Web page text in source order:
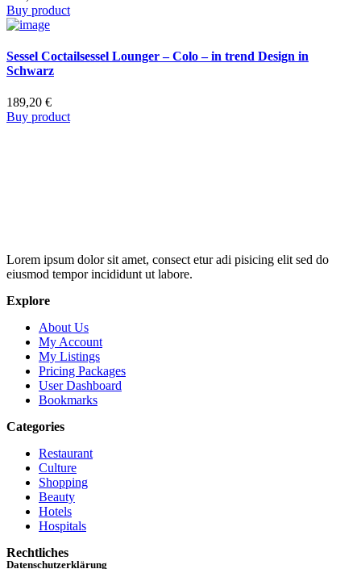
Buy product
Sessel Coctailsessel Lounger – Colo – in trend Design in
Schwarz
189,20 €
Buy product
Lorem ipsum dolor sit amet, consect etur adi pisicing elit sed do
eiusmod tempor incididunt ut labore.
Explore
About Us
My Account
My Listings
Pricing Packages
User Dashboard
Bookmarks
Categories
Restaurant
Culture
Shopping
Beauty
Hotels
Hospitals
Rechtliches
Datenschutzerklärung